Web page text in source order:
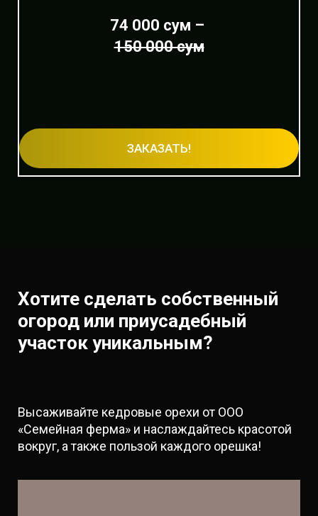
74 000 сум –
150 000 сум
ЗАКАЗАТЬ!
Хотите сделать собственный
огород или приусадебный
участок уникальным?
Высаживайте кедровые орехи от ООО
«Семейная ферма» и наслаждайтесь красотой
вокруг, а также пользой каждого орешка!